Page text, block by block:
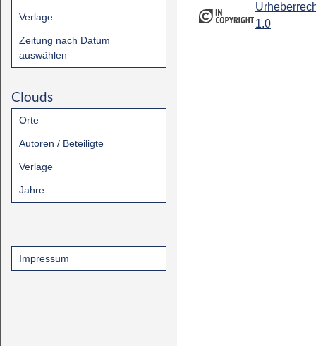
Verlage
Zeitung nach Datum
auswählen
Clouds
Orte
Autoren / Beteiligte
Verlage
Jahre
Impressum
1.0